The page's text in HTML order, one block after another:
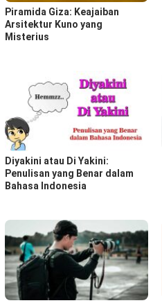
Piramida Giza: Keajaiban
Arsitektur Kuno yang
Misterius
Diyakini atau Di Yakini:
Penulisan yang Benar dalam
Bahasa Indonesia